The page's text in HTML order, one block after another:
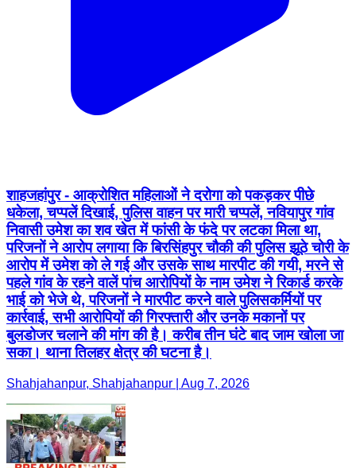
शाहजहांपुर - आक्रोशित महिलाओं ने दरोगा को पकड़कर पीछे
धकेला, चप्पलें दिखाई, पुलिस वाहन पर मारी चप्पलें, नवियापुर गांव
निवासी उमेश का शव खेत में फांसी के फंदे पर लटका मिला था,
परिजनों ने आरोप लगाया कि बिरसिंहपुर चौकी की पुलिस झूठे चोरी के
आरोप में उमेश को ले गई और उसके साथ मारपीट की गयी, मरने से
पहले गांव के रहने वालें पांच आरोपियों के नाम उमेश ने रिकार्ड करके
भाई को भेजे थे, परिजनों ने मारपीट करने वाले पुलिसकर्मियों पर
कार्रवाई, सभी आरोपियों की गिरफ्तारी और उनके मकानों पर
बुलडोजर चलाने की मांग की है। करीब तीन घंटे बाद जाम खोला जा
सका। थाना तिलहर क्षेत्र की घटना है।
Shahjahanpur, Shahjahanpur | Aug 7, 2026